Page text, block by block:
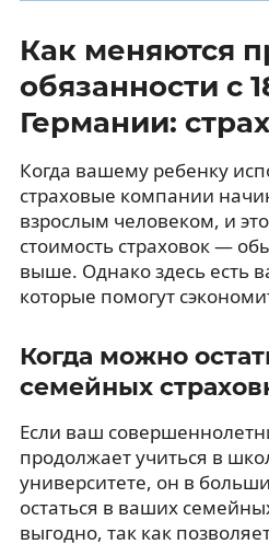
Как меняются
обязанности с
Германии:
Когда вашему ребенку
страховые компании
взрослым человеком, и
стоимость страховок —
выше. Однако здесь есть
которые помогут
Когда можно
семейных
Если ваш
продолжает учиться в
университете, он в
остаться в ваших
выгодно, так как